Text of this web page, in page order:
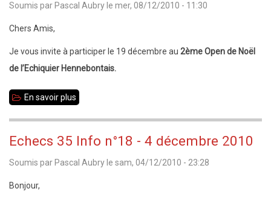
championnat
à
Soumis par Pascal Aubry le mer, 08/12/2010 - 11:30
Chers Amis,
Je vous invite à participer le 19 décembre au 2ème Open de Noël
de l’Echiquier Hennebontais.
En savoir plus
de
Noël
Echecs 35 Info n°18 - 4 décembre 2010
Soumis par Pascal Aubry le sam, 04/12/2010 - 23:28
Bonjour,